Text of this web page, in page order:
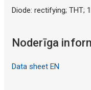
Diode: rectifying; THT;
Noderīga
Data sheet EN